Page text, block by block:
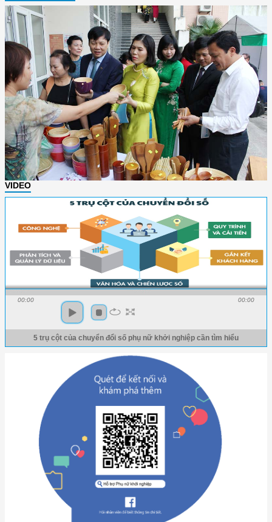
VIDEO
00:00 00:00
5 trụ cột của chuyển đổi số phụ nữ khởi nghiệp cần tìm hiểu